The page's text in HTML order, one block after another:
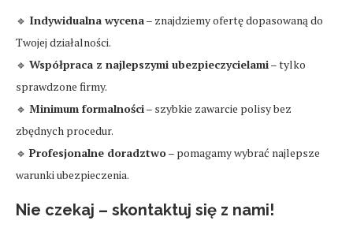
🔹 Indywidualna wycena– znajdziemy ofertę dopasowaną do
Twojej działalności.
🔹 Współpraca z najlepszymi ubezpieczycielami– tylko
sprawdzone firmy.
🔹 Minimum formalności– szybkie zawarcie polisy bez
zbędnych procedur.
🔹 Profesjonalne doradztwo– pomagamy wybrać najlepsze
warunki ubezpieczenia.
Nie czekaj – skontaktuj się z nami!